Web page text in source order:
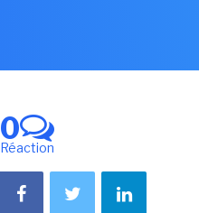
0
Réaction